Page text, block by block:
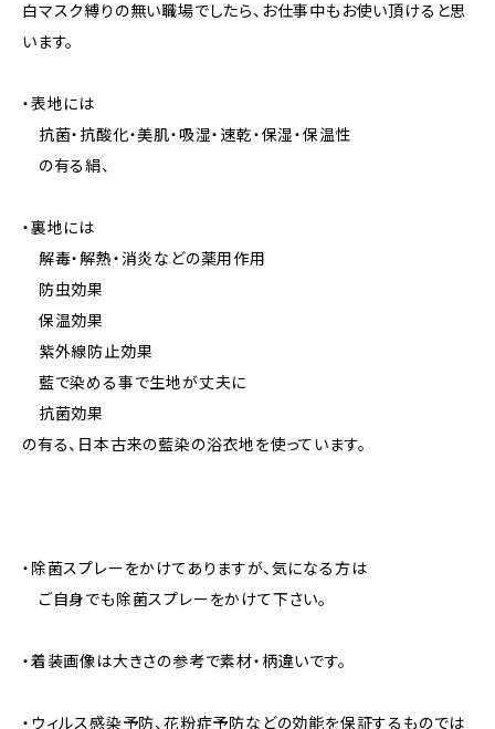
白マスク縛りの無い職場でしたら、お仕事中もお使い頂けると思
います。
・表地には
抗菌・抗酸化・美肌・吸湿・速乾・保湿・保温性
の有る絹、
・裏地には
解毒・解熱・消炎などの薬用作用
防虫効果
保温効果
紫外線防止効果
藍で染める事で生地が丈夫に
抗菌効果
の有る、日本古来の藍染の浴衣地を使っています。
・除菌スプレーをかけてありますが、気になる方は
ご自身でも除菌スプレーをかけて下さい。
・着装画像は大きさの参考で素材・柄違いです。
・ウィルス感染予防、花粉症予防などの効能を保証するものでは